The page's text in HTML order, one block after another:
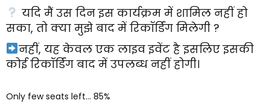
यदि मैं उस दिन इस कार्यक्रम में शामिल नहीं हो
सका, तो क्या मुझे बाद में रिकॉर्डिंग मिलेगी ?
नहीं, यह केवल एक लाइव इवेंट है इसलिए इसकी
कोई रिकॉर्डिंग बाद में उपलब्ध नहीं होगी।
Only few seats left... 85%